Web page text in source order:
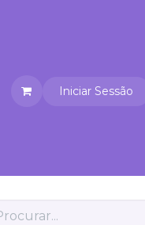
Iniciar Sessão